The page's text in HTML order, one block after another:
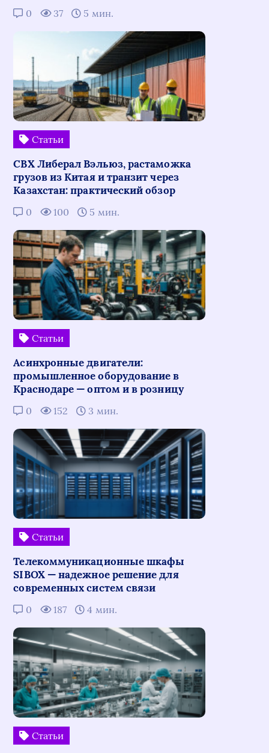
0 37 5 мин.
Статьи
СВХ Либерал Вэльюз, растаможка
грузов из Китая и транзит через
Казахстан: практический обзор
0 100 5 мин.
Статьи
Асинхронные двигатели:
промышленное оборудование в
Краснодаре — оптом и в розницу
0 152 3 мин.
Статьи
Телекоммуникационные шкафы
SIBOX — надежное решение для
современных систем связи
0 187 4 мин.
Статьи